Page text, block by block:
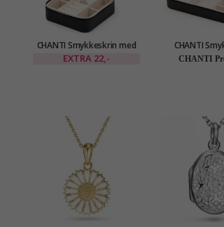
CHANTI Smykkeskrin med
spejl Schmuckschatulle in
EXTRA 22,-
CHANTI
CHANTI